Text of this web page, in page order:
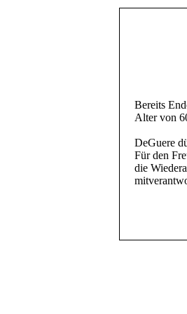
Bereits
Alter von
DeGuere
Für den
die